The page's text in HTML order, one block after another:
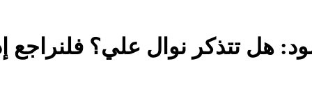
هل تتذكر نوال علي؟ فلنراجع